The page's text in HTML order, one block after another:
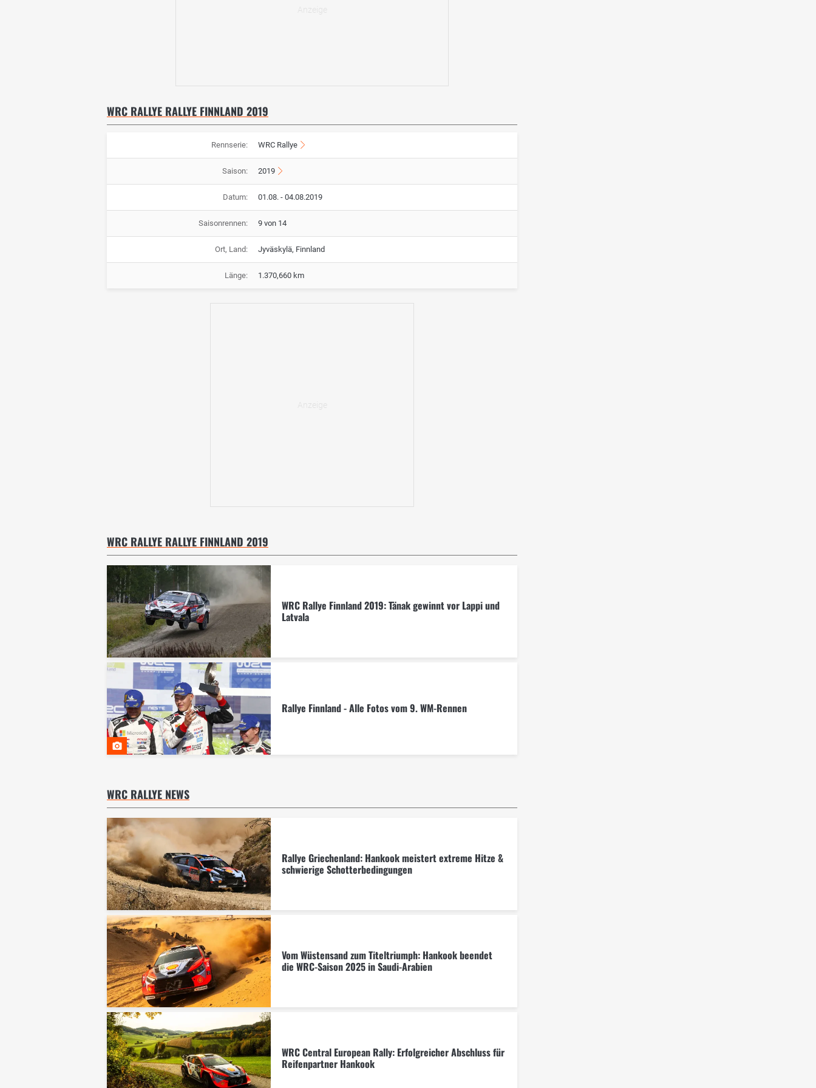
WRC RALLYE RALLYE FINNLAND 2019
Rennserie: WRC Rallye
Saison: 2019
Datum: 01.08. - 04.08.2019
Saisonrennen: 9 von 14
Ort, Land: Jyväskylä, Finnland
Länge: 1.370,660 km
WRC RALLYE RALLYE FINNLAND 2019
WRC Rallye Finnland 2019: Tänak gewinnt vor Lappi und
Latvala
Rallye Finnland - Alle Fotos vom 9. WM-Rennen
WRC RALLYE NEWS
Rallye Griechenland: Hankook meistert extreme Hitze &
schwierige Schotterbedingungen
Vom Wüstensand zum Titeltriumph: Hankook beendet
die WRC-Saison 2025 in Saudi-Arabien
WRC Central European Rally: Erfolgreicher Abschluss für
Reifenpartner Hankook